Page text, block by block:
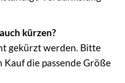
kürzen?
gekürzt werden. Bitte
Kauf die passende Größe